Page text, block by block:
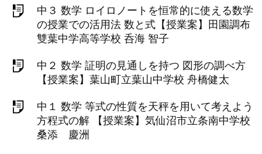
中３ 数学 ロイロノートを恒常的に使える数学
の授業での活用法 数と式【授業案】田園調布
雙葉中学高等学校 呑海 智子
中２ 数学 証明の見通しを持つ 図形の調べ方
【授業案】葉山町立葉山中学校 舟橋健太
中１ 数学 等式の性質を天秤を用いて考えよう
方程式の解 【授業案】気仙沼市立条南中学校
桑添 慶洲